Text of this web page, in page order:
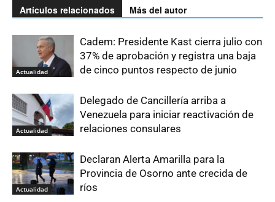
Artículos relacionados Más del autor
Actualidad
Cadem: Presidente Kast cierra julio con
37% de aprobación y registra una baja
de cinco puntos respecto de junio
Actualidad
Delegado de Cancillería arriba a
Venezuela para iniciar reactivación de
relaciones consulares
Actualidad
Declaran Alerta Amarilla para la
Provincia de Osorno ante crecida de
ríos